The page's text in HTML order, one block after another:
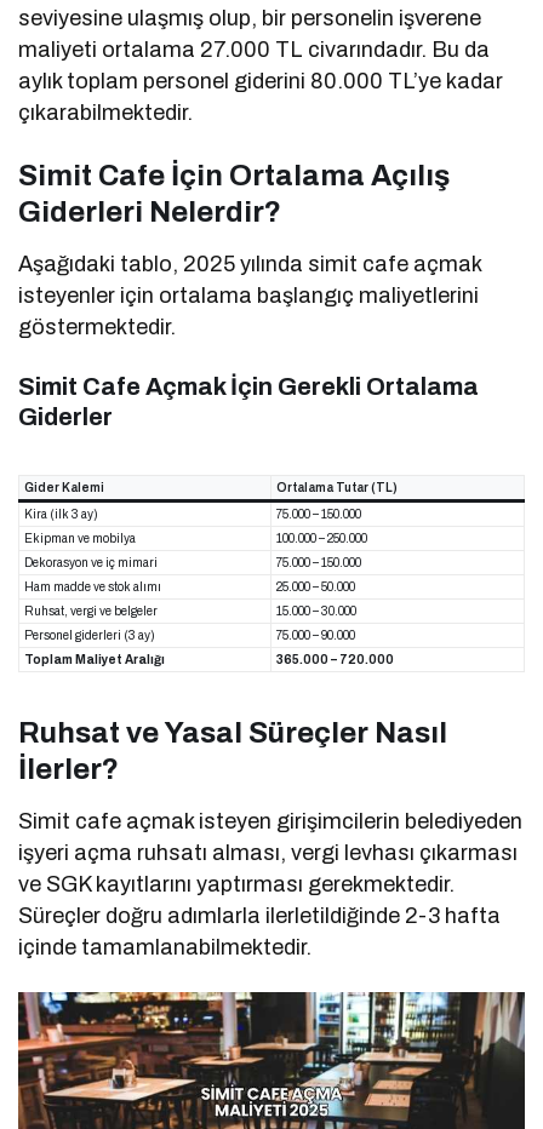
seviyesine ulaşmış olup, bir personelin işverene
maliyeti ortalama 27.000 TL civarındadır. Bu da
aylık toplam personel giderini 80.000 TL’ye kadar
çıkarabilmektedir.
Simit Cafe İçin Ortalama Açılış
Giderleri Nelerdir?
Aşağıdaki tablo, 2025 yılında simit cafe açmak
isteyenler için ortalama başlangıç maliyetlerini
göstermektedir.
Simit Cafe Açmak İçin Gerekli Ortalama
Giderler
Gider Kalemi
Ortalama Tutar (TL)
Kira (ilk 3 ay)
75.000 – 150.000
Ekipman ve mobilya
100.000 – 250.000
Dekorasyon ve iç mimari
75.000 – 150.000
Ham madde ve stok alımı
25.000 – 50.000
Ruhsat, vergi ve belgeler
15.000 – 30.000
Personel giderleri (3 ay)
75.000 – 90.000
Toplam Maliyet Aralığı
365.000 – 720.000
Ruhsat ve Yasal Süreçler Nasıl
İlerler?
Simit cafe açmak isteyen girişimcilerin belediyeden
işyeri açma ruhsatı alması, vergi levhası çıkarması
ve SGK kayıtlarını yaptırması gerekmektedir.
Süreçler doğru adımlarla ilerletildiğinde 2-3 hafta
içinde tamamlanabilmektedir.